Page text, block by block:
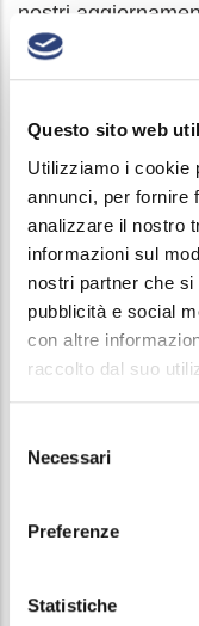
Questo sito web
Utilizziamo i cookie
annunci, per fornire
analizzare il nostro
informazioni sul
nostri partner che
pubblicità e social
con altre
raccolto dal suo
delNecessari
Preferenze
Statistiche
nostri
inserito nella
Main
navigation
Notizie
Riflessi,
Comunicati
Riconoscimenti